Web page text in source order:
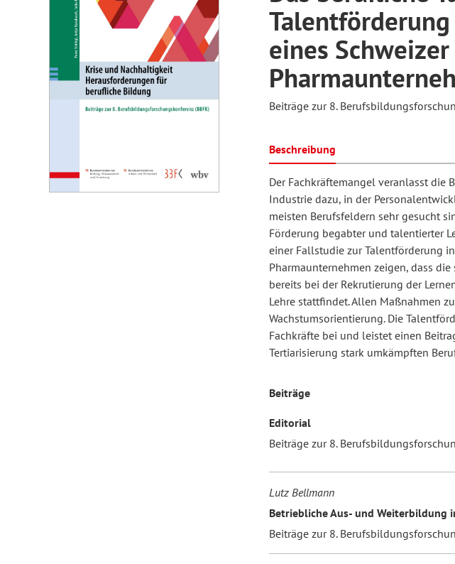
Kulturwissenschaft Philosophie
Tanz und Theater
Medienpädagogik Schule und
Sonderpädagogik
Psychologie Soziale Arbeit
Schul- und
Kinder- und Jugendforschung
Personal- und
EB Erwachsenenbildung Forum
Hessische Blätter für Volksbildung IAB-Forum
Internationales Jahrbuch der
Erwachsenenbildung
JoSch
Seminar
Zeitschrift für
eines Schweizer
Beiträge zur 8.
Beschreibung
Der Fachkräftemangel veranlasst die
Industrie dazu, in der
meisten Berufsfeldern sehr gesucht
Förderung begabter und talentierter
einer Fallstudie zur Talentförderung
Pharmaunternehmen zeigen, dass
bereits bei der Rekrutierung der
Lehre stattfindet. Allen Maßnahmen
Wachstumsorientierung. Die
Fachkräfte bei und leistet einen
Tertiarisierung stark umkämpften
Beiträge
Editorial
Beiträge zur 8.
Lutz Bellmann
Betriebliche Aus- und Weiterbildung
Beiträge zur 8.